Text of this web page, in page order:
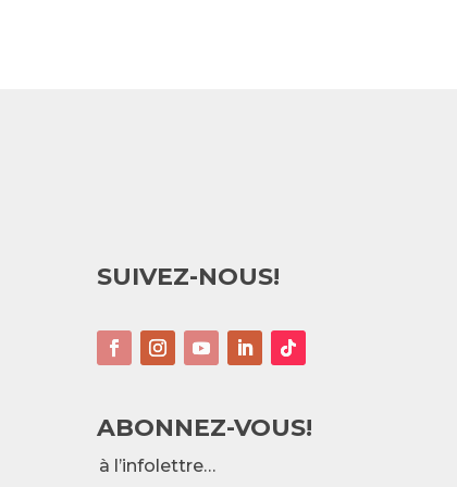
SUIVEZ-NOUS!
ABONNEZ-VOUS!
à l’infolettre…